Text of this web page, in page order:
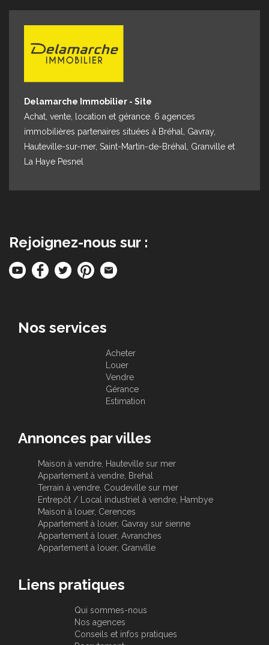
Delamarche Immobilier - Site
Achat, vente, location et gérance. 6 agences
immobilières partenaires situées à Bréhal, Gavray,
Hauteville-sur-mer, Saint-Martin-de-Bréhal, Granville et
La Haye Pesnel
Rejoignez-nous sur :
Nos services
Acheter
Louer
Vendre
Gérance
Estimation
Annonces par villes
Maison à vendre, Hauteville sur mer
Appartement à vendre, Brehal
Terrain à vendre, Coudeville sur mer
Entrepôt / Local industriel à vendre, Hambye
Maison à louer, Cerences
Appartement à louer, Gavray sur sienne
Appartement à louer, Avranches
Appartement à louer, Granville
Liens pratiques
Qui sommes-nous
Nos agences
Conseils et infos pratiques